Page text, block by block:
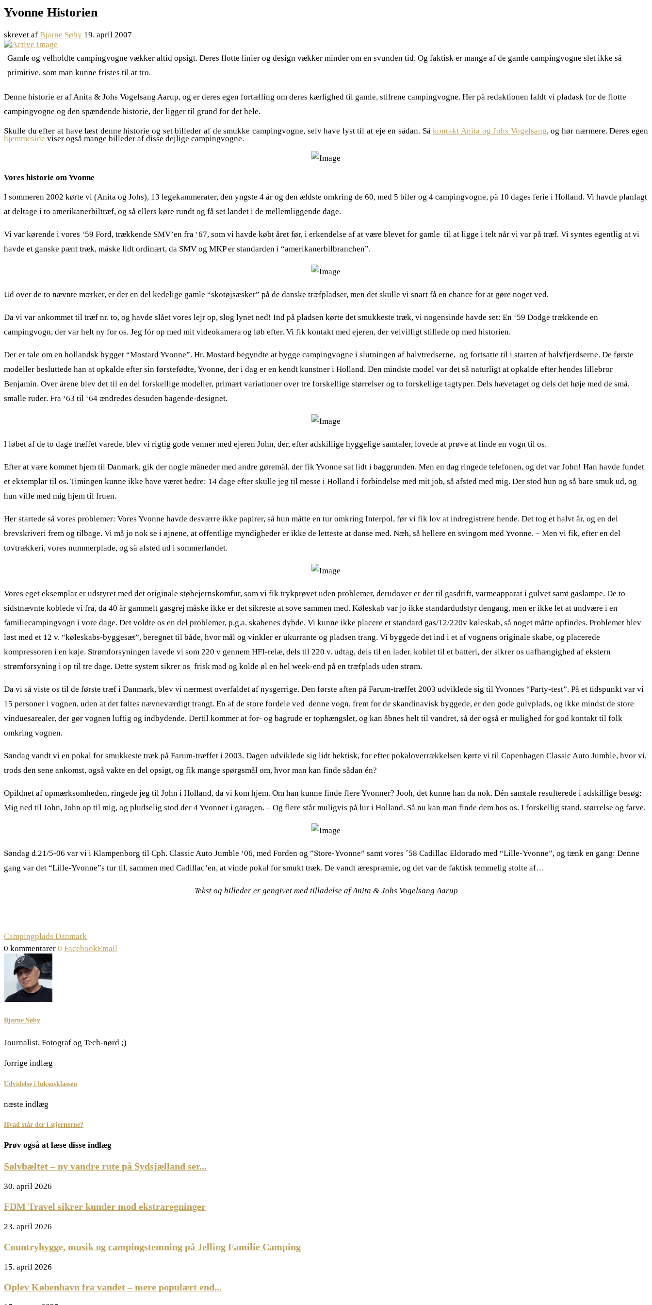
Yvonne Historien
skrevet af Bjarne Søby 19. april 2007
Gamle og velholdte campingvogne vækker altid opsigt. Deres flotte linier og design vækker minder om en svunden tid. Og faktisk er mange af de gamle campingvogne slet ikke så
primitive, som man kunne fristes til at tro.
Denne historie er af Anita & Johs Vogelsang Aarup, og er deres egen fortælling om deres kærlighed til gamle, stilrene campingvogne. Her på redaktionen faldt vi pladask for de flotte
campingvogne og den spændende historie, der ligger til grund for det hele.
Skulle du efter at have læst denne historie og set billeder af de smukke campingvogne, selv have lyst til at eje en sådan. Såkontakt Anita og Johs Vogelsang, og hør nærmere. Deres egen
hjemmeside viser også mange billeder af disse dejlige campingvogne.
Vores historie om Yvonne
I sommeren 2002 kørte vi (Anita og Johs), 13 legekammerater, den yngste 4 år og den ældste omkring de 60, med 5 biler og 4 campingvogne, på 10 dages ferie i Holland. Vi havde planlagt
at deltage i to amerikanerbiltræf, og så ellers køre rundt og få set landet i de mellemliggende dage.
Vi var kørende i vores ‘59 Ford, trækkende SMV’en fra ‘67, som vi havde købt året før, i erkendelse af at være blevet for gamle til at ligge i telt når vi var på træf. Vi syntes egentlig at vi
havde et ganske pænt træk, måske lidt ordinært, da SMV og MKP er standarden i “amerikanerbilbranchen”.
Ud over de to nævnte mærker, er der en del kedelige gamle “skotøjsæsker” på de danske træfpladser, men det skulle vi snart få en chance for at gøre noget ved.
Da vi var ankommet til træf nr. to, og havde slået vores lejr op, slog lynet ned! Ind på pladsen kørte det smukkeste træk, vi nogensinde havde set: En ‘59 Dodge trækkende en
campingvogn, der var helt ny for os. Jeg fór op med mit videokamera og løb efter. Vi fik kontakt med ejeren, der velvilligt stillede op med historien.
Der er tale om en hollandsk bygget “Mostard Yvonne”. Hr. Mostard begyndte at bygge campingvogne i slutningen af halvtredserne, og fortsatte til i starten af halvfjerdserne. De første
modeller besluttede han at opkalde efter sin førstefødte, Yvonne, der i dag er en kendt kunstner i Holland. Den mindste model var det så naturligt at opkalde efter hendes lillebror
Benjamin. Over årene blev det til en del forskellige modeller, primært variationer over tre forskellige størrelser og to forskellige tagtyper. Dels hævetaget og dels det høje med de små,
smalle ruder. Fra ‘63 til ‘64 ændredes desuden bagende-designet.
I løbet af de to dage træffet varede, blev vi rigtig gode venner med ejeren John, der, efter adskillige hyggelige samtaler, lovede at prøve at finde en vogn til os.
Efter at være kommet hjem til Danmark, gik der nogle måneder med andre gøremål, der fik Yvonne sat lidt i baggrunden. Men en dag ringede telefonen, og det var John! Han havde fundet
et eksemplar til os. Timingen kunne ikke have været bedre: 14 dage efter skulle jeg til messe i Holland i forbindelse med mit job, så afsted med mig. Der stod hun og så bare smuk ud, og
hun ville med mig hjem til fruen.
Her startede så vores problemer: Vores Yvonne havde desværre ikke papirer, så hun måtte en tur omkring Interpol, før vi fik lov at indregistrere hende. Det tog et halvt år, og en del
brevskriveri frem og tilbage. Vi må jo nok se i øjnene, at offentlige myndigheder er ikke de letteste at danse med. Næh, så hellere en svingom med Yvonne. – Men vi fik, efter en del
tovtrækkeri, vores nummerplade, og så afsted ud i sommerlandet.
Vores eget eksemplar er udstyret med det originale støbejernskomfur, som vi fik trykprøvet uden problemer, derudover er der til gasdrift, varmeapparat i gulvet samt gaslampe. De to
sidstnævnte koblede vi fra, da 40 år gammelt gasgrej måske ikke er det sikreste at sove sammen med. Køleskab var jo ikke standardudstyr dengang, men er ikke let at undvære i en
familiecampingvogn i vore dage. Det voldte os en del problemer, p.g.a. skabenes dybde. Vi kunne ikke placere et standard gas/12/220v køleskab, så noget måtte opfindes. Problemet blev
løst med et 12 v. “køleskabs-byggesæt”, beregnet til både, hvor mål og vinkler er ukurrante og pladsen trang. Vi byggede det ind i et af vognens originale skabe, og placerede
kompressoren i en køje. Strømforsyningen lavede vi som 220 v gennem HFI-relæ, dels til 220 v. udtag, dels til en lader, koblet til et batteri, der sikrer os uafhængighed af ekstern
strømforsyning i op til tre dage. Dette system sikrer os frisk mad og kolde øl en hel week-end på en træfplads uden strøm.
Da vi så viste os til de første træf i Danmark, blev vi nærmest overfaldet af nysgerrige. Den første aften på Farum-træffet 2003 udviklede sig til Yvonnes “Party-test”. På et tidspunkt var vi
15 personer i vognen, uden at det føltes nævneværdigt trangt. En af de store fordele ved denne vogn, frem for de skandinavisk byggede, er den gode gulvplads, og ikke mindst de store
vinduesarealer, der gør vognen luftig og indbydende. Dertil kommer at for- og bagrude er tophængslet, og kan åbnes helt til vandret, så der også er mulighed for god kontakt til folk
omkring vognen.
Søndag vandt vi en pokal for smukkeste træk på Farum-træffet i 2003. Dagen udviklede sig lidt hektisk, for efter pokaloverrækkelsen kørte vi til Copenhagen Classic Auto Jumble, hvor vi,
trods den sene ankomst, også vakte en del opsigt, og fik mange spørgsmål om, hvor man kan finde sådan én?
Opildnet af opmærksomheden, ringede jeg til John i Holland, da vi kom hjem. Om han kunne finde flere Yvonner? Jooh, det kunne han da nok. Dén samtale resulterede i adskillige besøg:
Mig ned til John, John op til mig, og pludselig stod der 4 Yvonner i garagen. – Og flere står muligvis på lur i Holland. Så nu kan man finde dem hos os. I forskellig stand, størrelse og farve.
Søndag d.21/5-06 var vi i Klampenborg til Cph. Classic Auto Jumble ‘06, med Forden og ”Store-Yvonne” samt vores ´58 Cadillac Eldorado med “Lille-Yvonne”, og tænk en gang: Denne
gang var det “Lille-Yvonne”s tur til, sammen med Cadillac’en, at vinde pokal for smukt træk. De vandt ærespræmie, og det var de faktisk temmelig stolte af…
Tekst og billeder er gengivet med tilladelse af Anita & Johs Vogelsang Aarup
Campingplads Danmark
0 kommentarer 0 FacebookEmail
Bjarne Søby
Journalist, Fotograf og Tech-nørd ;)
forrige indlæg
Udvidelse i luksusklassen
næste indlæg
Hvad står der i stjernerne?
Prøv også at læse disse indlæg
Sølvbæltet – ny vandre rute på Sydsjælland ser...
30. april 2026
FDM Travel sikrer kunder mod ekstraregninger
23. april 2026
Countryhygge, musik og campingstemning på Jelling Familie Camping
15. april 2026
Oplev København fra vandet – mere populært end...